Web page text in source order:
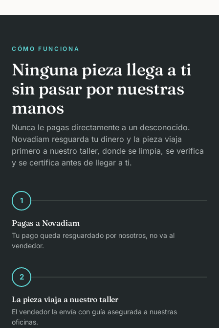
CÓMO FUNCIONA
Ninguna pieza llega a ti
sin pasar por nuestras
manos
Nunca le pagas directamente a un desconocido.
Novadiam resguarda tu dinero y la pieza viaja
primero a nuestro taller, donde se limpia, se verifica
y se certifica antes de llegar a ti.
1
Pagas a Novadiam
Tu pago queda resguardado por nosotros, no va al
vendedor.
2
La pieza viaja a nuestro taller
El vendedor la envía con guía asegurada a nuestras
oficinas.